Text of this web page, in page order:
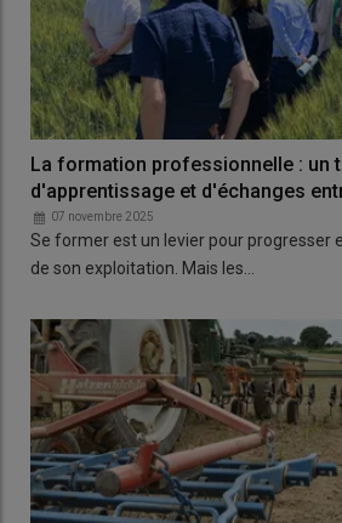
La formation professionnelle : un
d'apprentissage et d'échanges
07 novembre 2025
Se former est un levier pour progresser
de son exploitation. Mais les…